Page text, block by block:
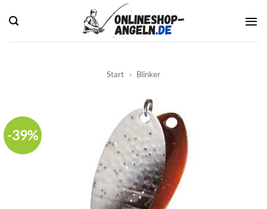
Inhalt
springen
Start » Blinker
-39%